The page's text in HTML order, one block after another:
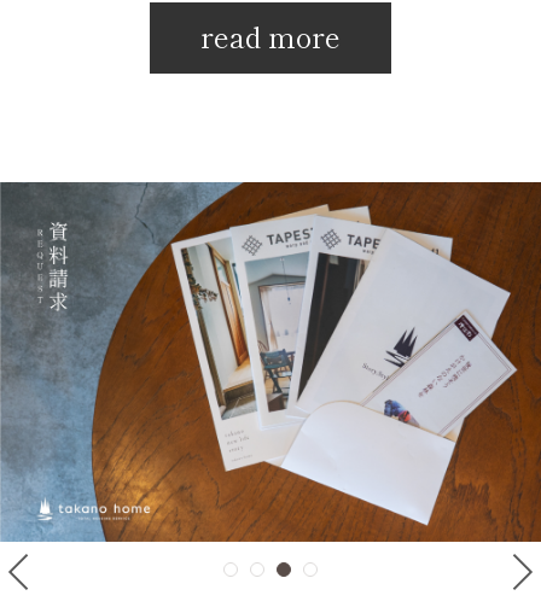
read more